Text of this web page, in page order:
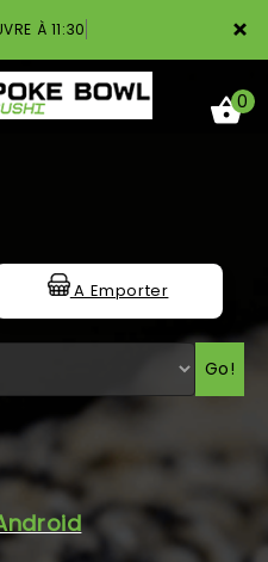
×
À 11:30
0
A Emporter
Go!